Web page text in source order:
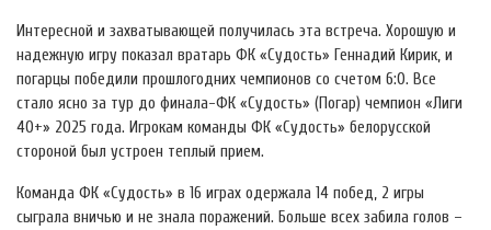
Интересной и захватывающей получилась эта встреча. Хорошую и
надежную игру показал вратарь ФК «Судость» Геннадий Кирик, и
погарцы победили прошлогодних чемпионов со счетом 6:0. Все
стало ясно за тур до финала-ФК «Судость» (Погар) чемпион «Лиги
40+» 2025 года. Игрокам команды ФК «Судость» белорусской
стороной был устроен теплый прием.
Команда ФК «Судость» в 16 играх одержала 14 побед, 2 игры
сыграла вничью и не знала поражений. Больше всех забила голов –